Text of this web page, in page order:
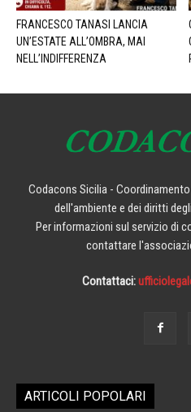
FRANCESCO TANASI LANCIA
UN’ESTATE ALL’OMBRA, MAI
NELL’INDIFFERENZA
Codacons Sicilia -
dell'ambiente e dei diritti
Per informazioni sul servizio di
contattare
Contattaci:
ARTICOLI POPOLARI